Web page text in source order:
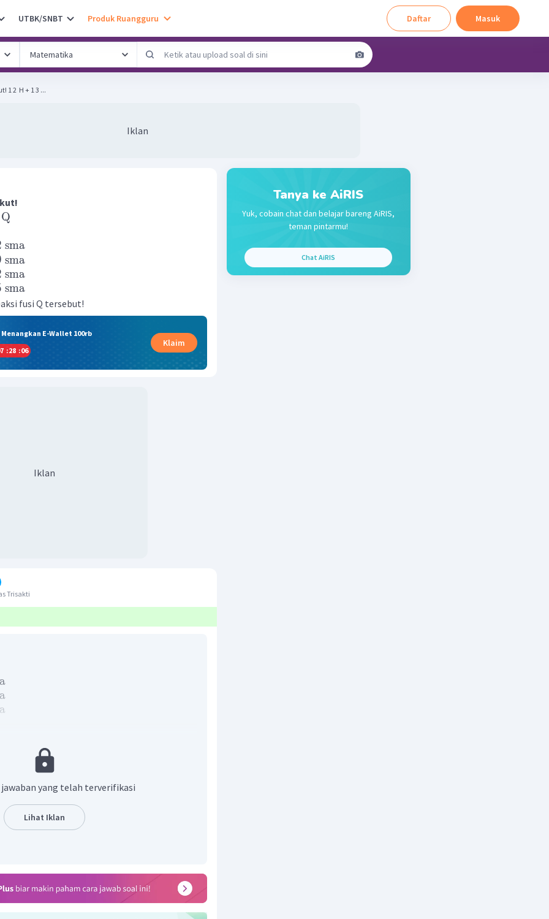
UTBK/SNBT Produk Ruangguru Daftar Masuk
Perhatikan reaksi fusi berikut! 1 2 ​ H + 1 3 ​...
Iklan
Q
sma
sma
sma
sma
fusi Q tersebut!
E-Wallet 100rb
:28 :05
Klaim
Iklan
Trisakti
) − (4,002602+1,008665
jawaban yang telah terverifikasi
Lihat Iklan
Tanya ke AiRIS
Yuk, cobain chat dan belajar bareng AiRIS,
teman pintarmu!
Chat AiRIS